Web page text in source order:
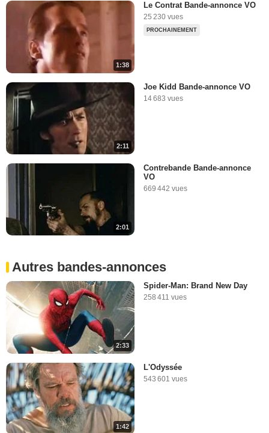
1:38
Le Contrat Bande-annonce VO
25 230 vues
PROCHAINEMENT
2:11
Joe Kidd Bande-annonce VO
14 683 vues
2:01
Contrebande Bande-annonce
VO
669 442 vues
Autres bandes-annonces
2:33
Spider-Man: Brand New Day
258 411 vues
1:42
L'Odyssée
543 601 vues